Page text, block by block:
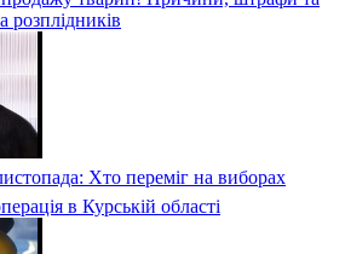
розплідників
Хто переміг на виборах
в Курській області